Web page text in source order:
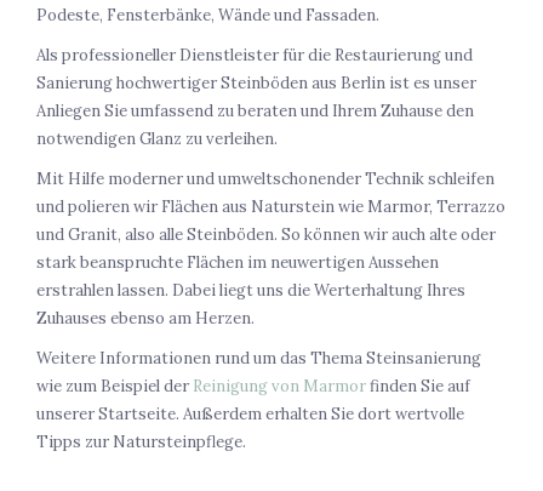
Podeste, Fensterbänke, Wände und Fassaden.
Als professioneller Dienstleister für die Restaurierung und
Sanierung hochwertiger Steinböden aus Berlin ist es unser
Anliegen Sie umfassend zu beraten und Ihrem Zuhause den
notwendigen Glanz zu verleihen.
Mit Hilfe moderner und umweltschonender Technik schleifen
und polieren wir Flächen aus Naturstein wie Marmor, Terrazzo
und Granit, also alle Steinböden. So können wir auch alte oder
stark beanspruchte Flächen im neuwertigen Aussehen
erstrahlen lassen. Dabei liegt uns die Werterhaltung Ihres
Zuhauses ebenso am Herzen.
Weitere Informationen rund um das Thema Steinsanierung
wie zum Beispiel der Reinigung von Marmorfinden Sie auf
unserer Startseite. Außerdem erhalten Sie dort wertvolle
Tipps zur Natursteinpflege.